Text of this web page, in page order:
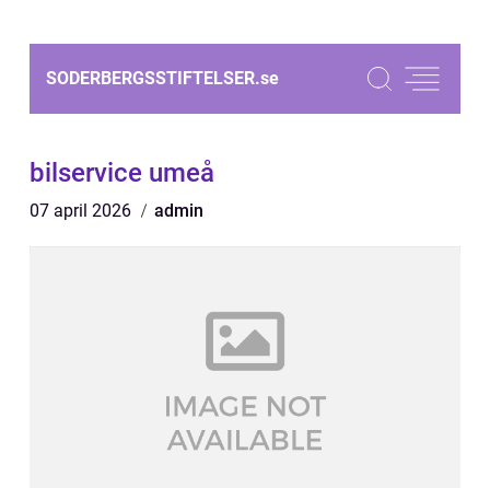
SODERBERGSSTIFTELSER.se
bilservice umeå
07 april 2026 admin